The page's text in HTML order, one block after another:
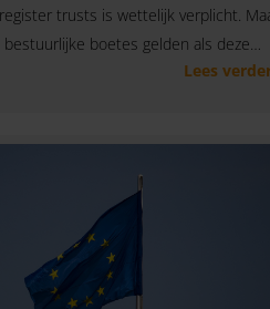
trusts is wettelijk verplicht.
bestuurlijke boetes gelden als deze
niet wordt nageleefd?
Lees